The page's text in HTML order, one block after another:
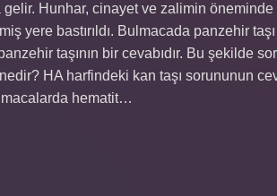
Hunhar, cinayet ve zalimin öneminde
yere bastırıldı. Bulmacada panzehir
taşının bir cevabıdır. Bu şekilde
HA harfindeki kan taşı sorununun
hematit…